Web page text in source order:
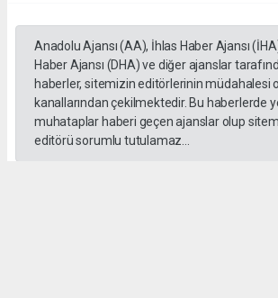
Anadolu Ajansı (AA), İhlas Haber Ajansı
Haber Ajansı (DHA) ve diğer ajanslar
haberler, sitemizin editörlerinin müdahalesi
kanallarından çekilmektedir. Bu haberlerde
muhataplar haberi geçen ajanslar olup
editörü sorumlu tutulamaz...